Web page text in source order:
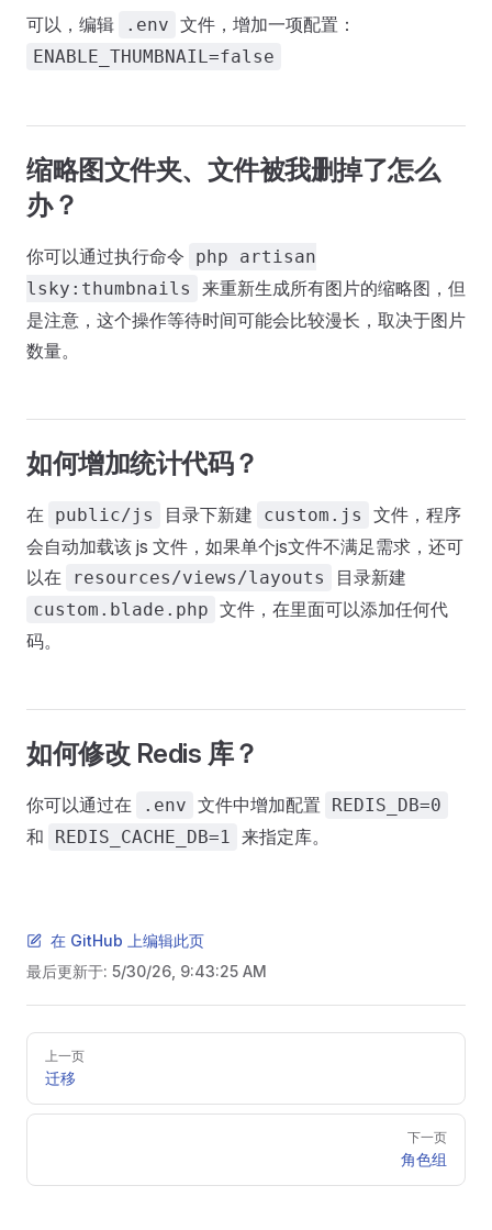
可以，编辑 .env 文件，增加一项配置：
ENABLE_THUMBNAIL=false
缩略图文件夹、文件被我删掉了怎么
办？
你可以通过执行命令
php artisan
lsky:thumbnails
来重新生成所有图片的缩略图，但
是注意，这个操作等待时间可能会比较漫长，取决于图片
数量。
如何增加统计代码？
在 public/js 目录下新建 custom.js
文件，程序
会自动加载该 js 文件，如果单个js文件不满足需求，还可
以在
resources/views/layouts 目录新建
custom.blade.php 文件，在里面可以添加任何代
码。
如何修改 Redis 库？
你可以通过在 .env 文件中增加配置 REDIS_DB=0
和 REDIS_CACHE_DB=1 来指定库。
在 GitHub 上编辑此页
最后更新于: 5/30/26, 9:43:25 AM
Pager
上一页
迁移
下一页
角色组